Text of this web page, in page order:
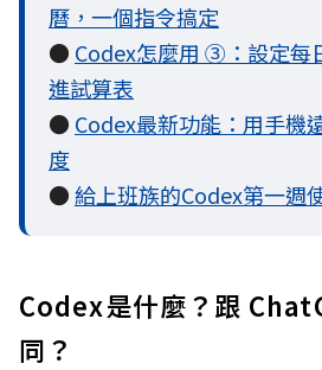
曆，一個指令搞定
● Codex怎麼用 ③：設定每
進試算表
● Codex最新功能：用手機
度
●給上班族的Codex第一週
Codex是什麼？跟
同？